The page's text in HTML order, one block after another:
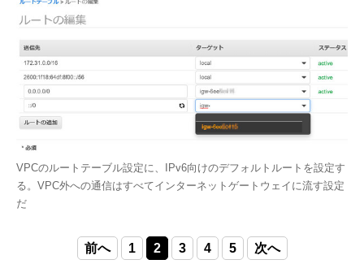
VPCのルートテーブル設定に、IPv6向けのデフォルトルートを設定す
る。VPC外への通信はすべてインターネットゲートウェイに流す設定
だ
前へ 1 2 3 4 5 次へ